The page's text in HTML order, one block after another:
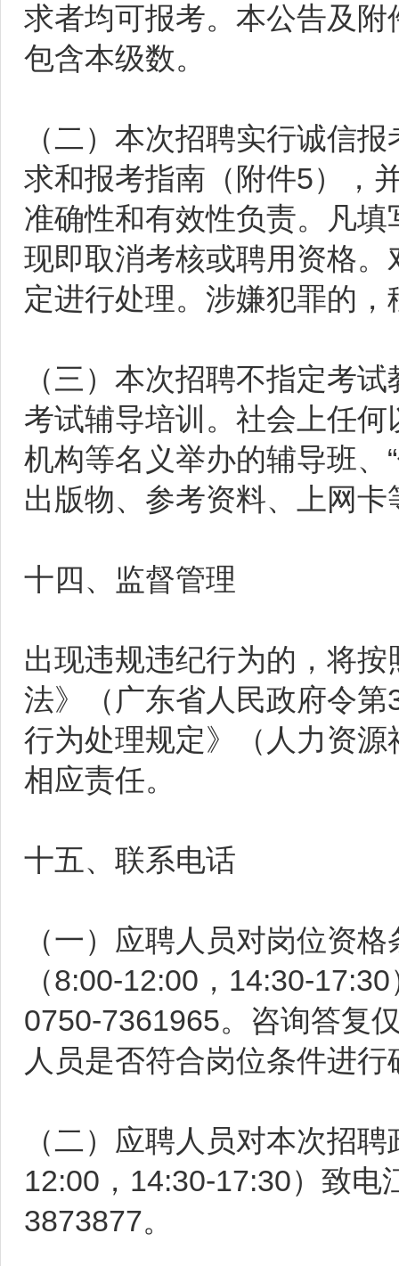
求者均可报考。本公告及附
包含本级数。
（二）本次招聘实行诚信
求和报考指南（附件5），
准确性和有效性负责。凡
现即取消考核或聘用资格
定进行处理。涉嫌犯罪的
（三）本次招聘不指定考
考试辅导培训。社会上任
机构等名义举办的辅导班、
出版物、参考资料、上网
十四、监督管理
出现违规违纪行为的，将
法》（广东省人民政府令
行为处理规定》（人力资
相应责任。
十五、联系电话
（一）应聘人员对岗位资
（8:00-12:00，14:30-
0750-7361965。咨询答复
人员是否符合岗位条件进行
（二）应聘人员对本次招
12:00，14:30-17:30）致电
3873877。